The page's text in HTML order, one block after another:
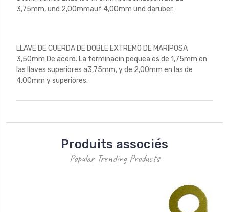
3,75mm, und 2,00mmauf 4,00mm und darüber.
LLAVE DE CUERDA DE DOBLE EXTREMO DE MARIPOSA
3,50mm De acero. La terminacin pequea es de 1,75mm en
las llaves superiores a3,75mm, y de 2,00mm en las de
4,00mm y superiores.
Produits associés
Popular Trending Products